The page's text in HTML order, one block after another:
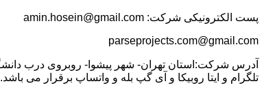
پست الکترونیکی شرکت: amin.hosein@gmail.com
parseprojects.com@gmail.com
تلگرام و ایتا روبیکا و آی گپ بله و واتساپ برقرار می باشد.